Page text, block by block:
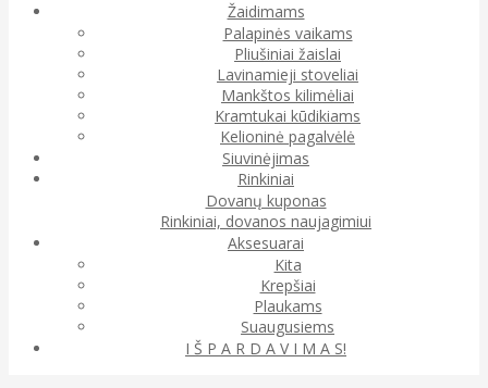
Žaidimams
Palapinės vaikams
Pliušiniai žaislai
Lavinamieji stoveliai
Mankštos kilimėliai
Kramtukai kūdikiams
Kelioninė pagalvėlė
Siuvinėjimas
Rinkiniai
Dovanų kuponas
Rinkiniai, dovanos naujagimiui
Aksesuarai
Kita
Krepšiai
Plaukams
Suaugusiems
I Š P A R D A V I M A S!